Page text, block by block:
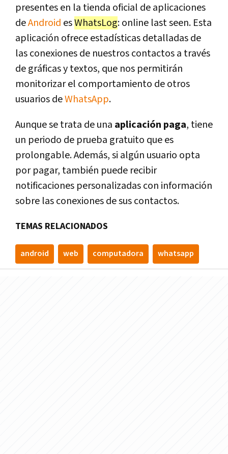
presentes en la tienda oficial de aplicaciones
deAndroid esWhatsLog: online last seen. Esta
aplicación ofrece estadísticas detalladas de
las conexiones de nuestros contactos a través
de gráficas y textos, que nos permitirán
monitorizar el comportamiento de otros
usuarios deWhatsApp.
Aunque se trata de una aplicación paga, tiene
un periodo de prueba gratuito que es
prolongable. Además, si algún usuario opta
por pagar, también puede recibir
notificaciones personalizadas con información
sobre las conexiones de sus contactos.
TEMAS RELACIONADOS
android web computadora whatsapp